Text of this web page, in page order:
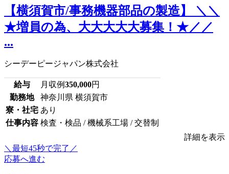
【横須賀市/事務機器部品の製造】 ＼＼
★増員の為、大大大大大募集！★／／
...
シーデーピージャパン株式会社
給与 月収例350,000円
勤務地
神奈川県 横須賀市
寮・社宅 あり
仕事内容 検査・検品 / 機械系工場 / 交替制
詳細を表示
＼最短45秒で完了／
応募へ進む